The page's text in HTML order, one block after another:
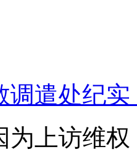
遣处纪实
为上访维